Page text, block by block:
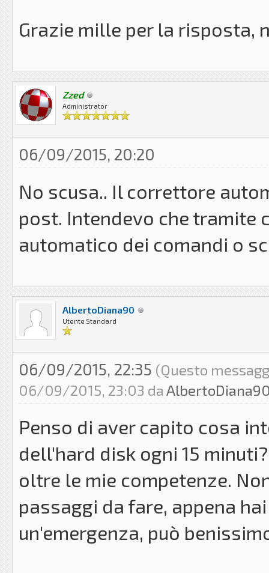
Grazie mille per la risposta,
Zzed
Administrator
06/09/2015, 20:20
No scusa.. Il correttore
post. Intendevo che tramite
automatico dei comandi o
AlbertoDiana90
Utente Standard
06/09/2015, 22:35 (Questo
06/09/2015, 23:03 da
Penso di aver capito cosa
dell'hard disk ogni 15
oltre le mie competenze.
passaggi da fare, appena
un'emergenza, può